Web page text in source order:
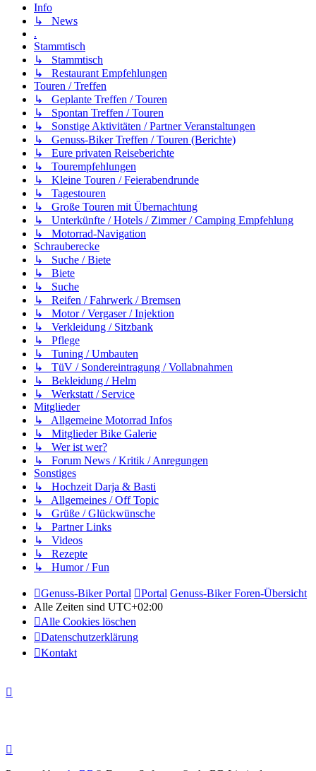
Info
↳ News
.
Stammtisch
↳ Stammtisch
↳ Restaurant Empfehlungen
Touren / Treffen
↳ Geplante Treffen / Touren
↳ Spontan Treffen / Touren
↳ Sonstige Aktivitäten / Partner Veranstaltungen
↳ Genuss-Biker Treffen / Touren (Berichte)
↳ Eure privaten Reiseberichte
↳ Tourempfehlungen
↳ Kleine Touren / Feierabendrunde
↳ Tagestouren
↳ Große Touren mit Übernachtung
↳ Unterkünfte / Hotels / Zimmer / Camping Empfehlung
↳ Motorrad-Navigation
Schrauberecke
↳ Suche / Biete
↳ Biete
↳ Suche
↳ Reifen / Fahrwerk / Bremsen
↳ Motor / Vergaser / Injektion
↳ Verkleidung / Sitzbank
↳ Pflege
↳ Tuning / Umbauten
↳ TüV / Sondereintragung / Vollabnahmen
↳ Bekleidung / Helm
↳ Werkstatt / Service
Mitglieder
↳ Allgemeine Motorrad Infos
↳ Mitglieder Bike Galerie
↳ Wer ist wer?
↳ Forum News / Kritik / Anregungen
Sonstiges
↳ Hochzeit Darja & Basti
↳ Allgemeines / Off Topic
↳ Grüße / Glückwünsche
↳ Partner Links
↳ Videos
↳ Rezepte
↳ Humor / Fun
Genuss-Biker Portal Portal Genuss-Biker Foren-Übersicht
Alle Zeiten sind UTC+02:00
Alle Cookies löschen
Datenschutzerklärung
Kontakt